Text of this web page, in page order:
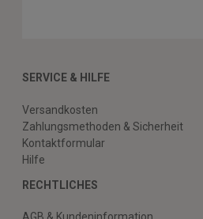
SERVICE & HILFE
Versandkosten
Zahlungsmethoden & Sicherheit
Kontaktformular
Hilfe
RECHTLICHES